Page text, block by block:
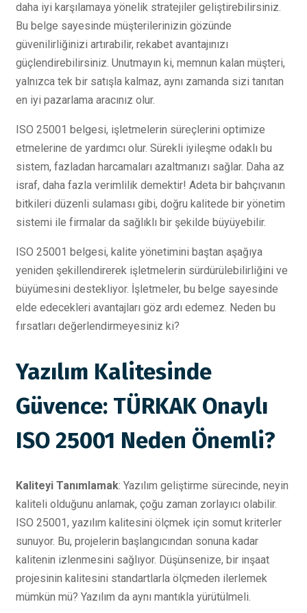
daha iyi karşılamaya yönelik stratejiler geliştirebilirsiniz.
Bu belge sayesinde müşterilerinizin gözünde
güvenilirliğinizi artırabilir, rekabet avantajınızı
güçlendirebilirsiniz. Unutmayın ki, memnun kalan müşteri,
yalnızca tek bir satışla kalmaz, aynı zamanda sizi tanıtan
en iyi pazarlama aracınız olur.
ISO 25001 belgesi, işletmelerin süreçlerini optimize
etmelerine de yardımcı olur. Sürekli iyileşme odaklı bu
sistem, fazladan harcamaları azaltmanızı sağlar. Daha az
israf, daha fazla verimlilik demektir! Adeta bir bahçıvanın
bitkileri düzenli sulaması gibi, doğru kalitede bir yönetim
sistemi ile firmalar da sağlıklı bir şekilde büyüyebilir.
ISO 25001 belgesi, kalite yönetimini baştan aşağıya
yeniden şekillendirerek işletmelerin sürdürülebilirliğini ve
büyümesini destekliyor. İşletmeler, bu belge sayesinde
elde edecekleri avantajları göz ardı edemez. Neden bu
fırsatları değerlendirmeyesiniz ki?
Yazılım Kalitesinde
Güvence: TÜRKAK Onaylı
ISO 25001 Neden Önemli?
Kaliteyi Tanımlamak: Yazılım geliştirme sürecinde, neyin
kaliteli olduğunu anlamak, çoğu zaman zorlayıcı olabilir.
ISO 25001, yazılım kalitesini ölçmek için somut kriterler
sunuyor. Bu, projelerin başlangıcından sonuna kadar
kalitenin izlenmesini sağlıyor. Düşünsenize, bir inşaat
projesinin kalitesini standartlarla ölçmeden ilerlemek
mümkün mü? Yazılım da aynı mantıkla yürütülmeli.